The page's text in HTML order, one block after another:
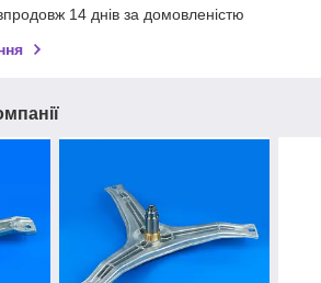
14 днів за домовленістю